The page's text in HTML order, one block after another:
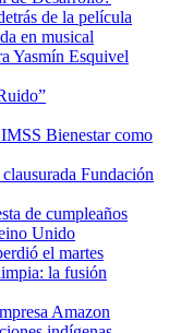
de la película
en musical
Yasmín Esquivel
Bienestar como
Fundación
de cumpleaños
Unido
el martes
la fusión
Amazon